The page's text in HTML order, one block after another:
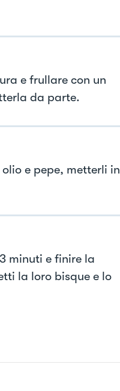
e frullare con un
da parte.
e pepe, metterli in
minuti e finire la
la loro bisque e lo